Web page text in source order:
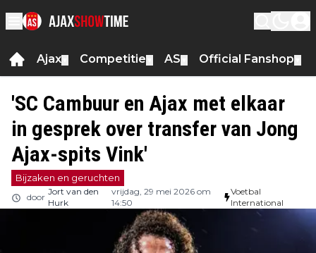
Ajax Competitie AS Official Fanshop
'SC Cambuur en Ajax met elkaar
in gesprek over transfer van Jong
Ajax-spits Vink'
Bijzaken en geruchten
door
Jort van den
Hurk
vrijdag, 29 mei 2026 om
14:50
Voetbal
International